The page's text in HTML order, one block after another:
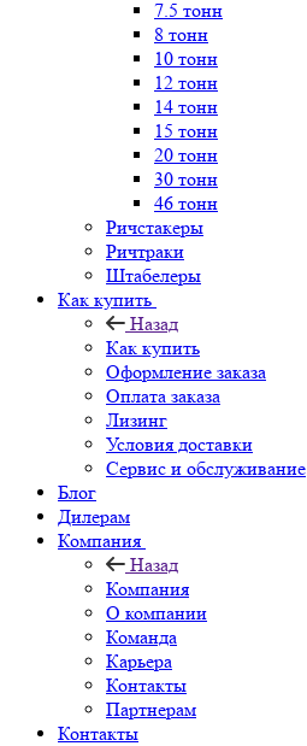
7.5 тонн
8 тонн
10 тонн
12 тонн
14 тонн
15 тонн
20 тонн
30 тонн
46 тонн
Ричстакеры
Ричтраки
Штабелеры
Как купить
Назад
Как купить
Оформление заказа
Оплата заказа
Лизинг
Условия доставки
Сервис и обслуживание
Блог
Дилерам
Компания
Назад
Компания
О компании
Команда
Карьера
Контакты
Партнерам
Контакты